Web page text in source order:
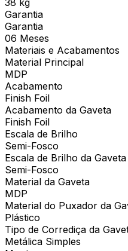
Garantia
Garantia
06 Meses
Materiais e Acabamentos
Material Principal
MDP
Acabamento
Finish Foil
Acabamento da Gaveta
Finish Foil
Escala de Brilho
Semi-Fosco
Escala de Brilho da Gaveta
Semi-Fosco
Material da Gaveta
MDP
Material do Puxador da
Plástico
Tipo de Corrediça da
Metálica Simples